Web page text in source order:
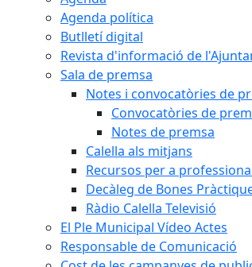
Agenda política
Butlletí digital
Revista d'informació de
Sala de premsa
Notes i convocatòries de
Convocatòries de
Notes de premsa
Calella als mitjans
Recursos per a
Decàleg de Bones
Ràdio Calella Televisió
El Ple Municipal Vídeo Actes
Responsable de Comunicació